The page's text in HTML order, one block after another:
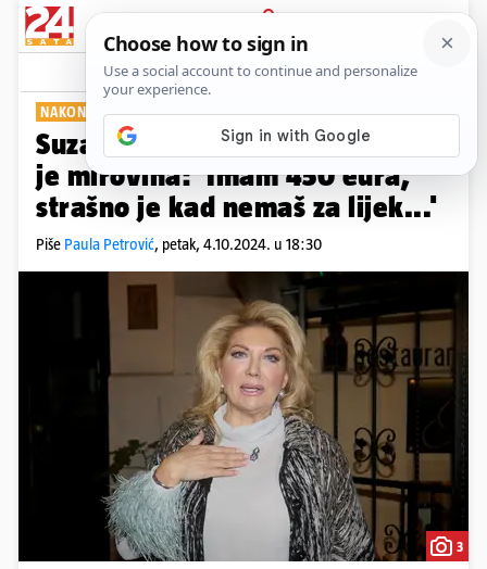
PRIJAVA
Show Komentari
NAKON 50 GODINA KARIJERE
Suzana Mančić otkrila kolika joj
je mirovina: 'Imam 450 eura,
strašno je kad nemaš za lijek...'
Piše Paula Petrović, petak, 4.10.2024. u 18:30
3